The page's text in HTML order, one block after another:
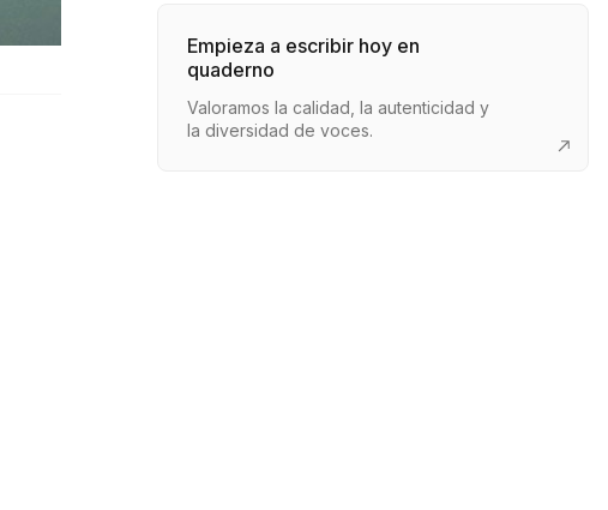
Empieza a escribir hoy en
quaderno
Valoramos la calidad, la autenticidad y
la diversidad de voces.